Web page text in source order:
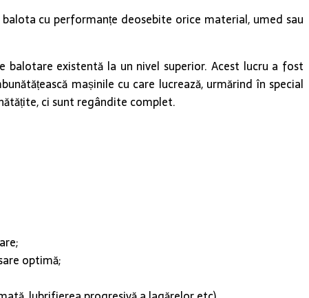
cu performanțe deosebite orice material, umed sau
existentă la un nivel superior. Acest lucru a fost
mașinile cu care lucrează, urmărind în special
ci sunt regândite complet.
optimă;